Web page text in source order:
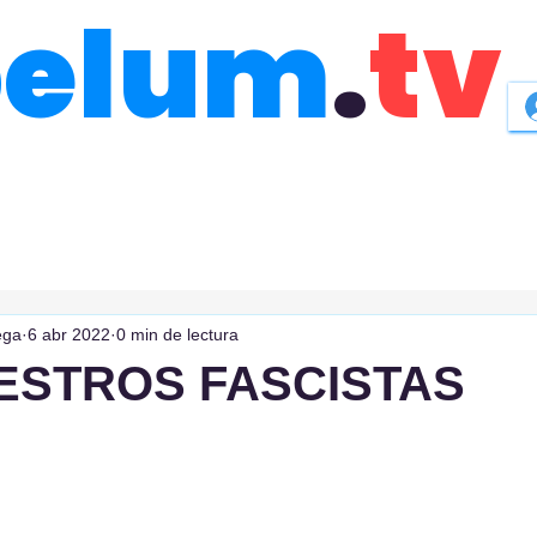
.tv
FASCISTAS
6 abr 2022 0 min de lectura